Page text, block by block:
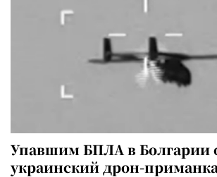
Упавшим БПЛА в Болгарии
украинский дрон-